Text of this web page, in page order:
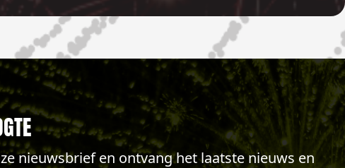
nieuwsbrief en ontvang het laatste nieuws en